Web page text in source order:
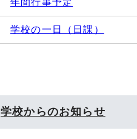
年間行事予定
学校の一日（日課）
学校からのお知らせ